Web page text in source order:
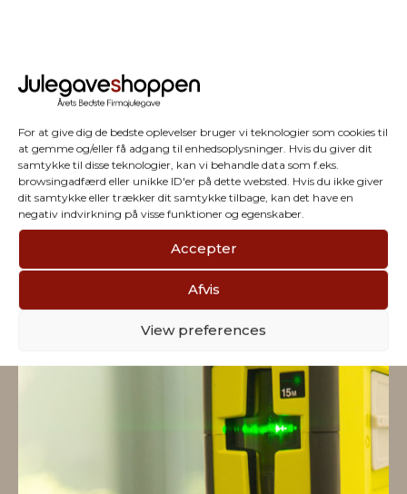
For at give dig de bedste oplevelser bruger vi teknologier som cookies til
at gemme og/eller få adgang til enhedsoplysninger. Hvis du giver dit
samtykke til disse teknologier, kan vi behandle data som f.eks.
browsingadfærd eller unikke ID'er på dette websted. Hvis du ikke giver
dit samtykke eller trækker dit samtykke tilbage, kan det have en
negativ indvirkning på visse funktioner og egenskaber.
Accepter
Afvis
View preferences
Vi har julegaver til hele
firmaet